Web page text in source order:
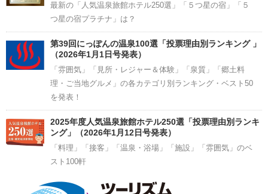
最新の「人気温泉旅館ホテル250選」「５つ星の宿」「５
つ星の宿プラチナ」は？
第39回にっぽんの温泉100選「投票理由別ランキング 」
（2026年1月1日号発表）
「雰囲気」「見所・レジャー＆体験」「泉質」「郷土料
理・ご当地グルメ」の各カテゴリ別ランキング・ベスト50
を発表！
2025年度人気温泉旅館ホテル250選「投票理由別ランキ
ング」（2026年1月12日号発表）
「料理」「接客」「温泉・浴場」「施設」「雰囲気」のベ
スト100軒